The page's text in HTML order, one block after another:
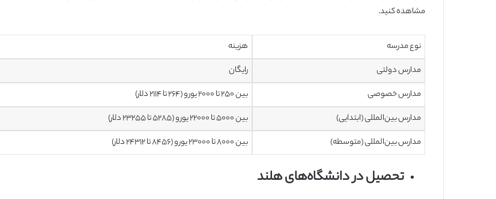
مشاهده کنید.
نوع مدرسه
هزینه
مدارس دولتی
رایگان
مدارس خصوصی
بین ۲۵۰ تا ۲۰۰۰ یورو (۲۶۴ تا ۲۱۱۴ دلار)
مدارس بین‌المللی (ابتدایی)
بین ۵۰۰۰ تا ۲۲۰۰۰ یورو (۵۲۸۵ تا ۲۳۲۵۵ دلار)
مدارس بین‌المللی (متوسطه)
بین ۸۰۰۰ تا ۲۳۰۰۰ یورو (۸۴۵۶ تا ۲۴۳۱۲ دلار)
تحصیل در دانشگاه‌های هلند